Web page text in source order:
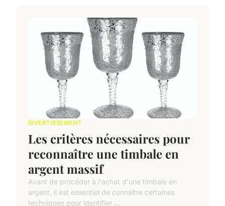
DIVERTISSEMENT
Les critères nécessaires pour
reconnaître une timbale en
argent massif
Avant de procéder à l'achat d'une timbale en
argent, il est essentiel de connaître certaines
techniques pour identifier ...